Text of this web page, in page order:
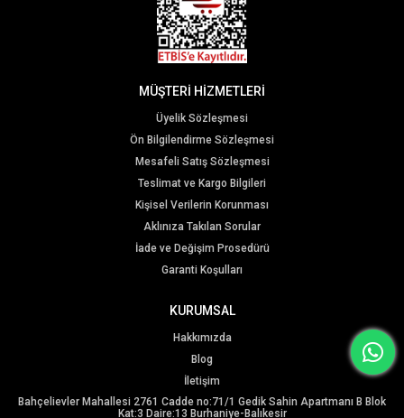
MÜŞTERİ HİZMETLERİ
Üyelik Sözleşmesi
Ön Bilgilendirme Sözleşmesi
Mesafeli Satış Sözleşmesi
Teslimat ve Kargo Bilgileri
Kişisel Verilerin Korunması
Aklınıza Takılan Sorular
İade ve Değişim Prosedürü
Garanti Koşulları
KURUMSAL
Hakkımızda
Blog
İletişim
Bahçelievler Mahallesi 2761 Cadde no:71/1 Gedik Sahin Apartmanı B Blok
Kat:3 Daire:13 Burhaniye-Balıkesir